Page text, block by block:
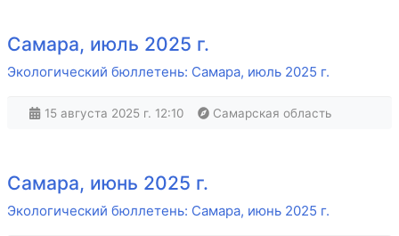
Самара, июль 2025 г.
Экологический бюллетень: Самара, июль 2025 г.
15 августа 2025 г. 12:10 Самарская область
Самара, июнь 2025 г.
Экологический бюллетень: Самара, июнь 2025 г.